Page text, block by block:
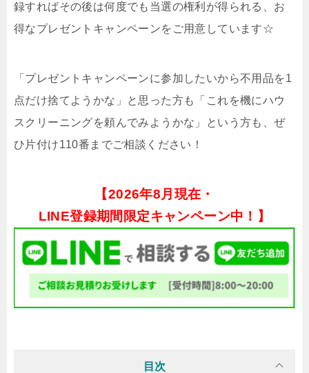
録すればその後は何度でも当選の権利が得られる、お
得なプレゼントキャンペーンをご用意しています☆
「プレゼントキャンペーンに参加したいから不用品を1
点だけ捨てようかな」と思った方も「これを機にハウ
スクリーニングを頼んでみようかな」という方も、ぜ
ひ片付け110番までご相談ください！
【2026年8月現在・
LINE登録期間限定キャンペーン中！】
目次